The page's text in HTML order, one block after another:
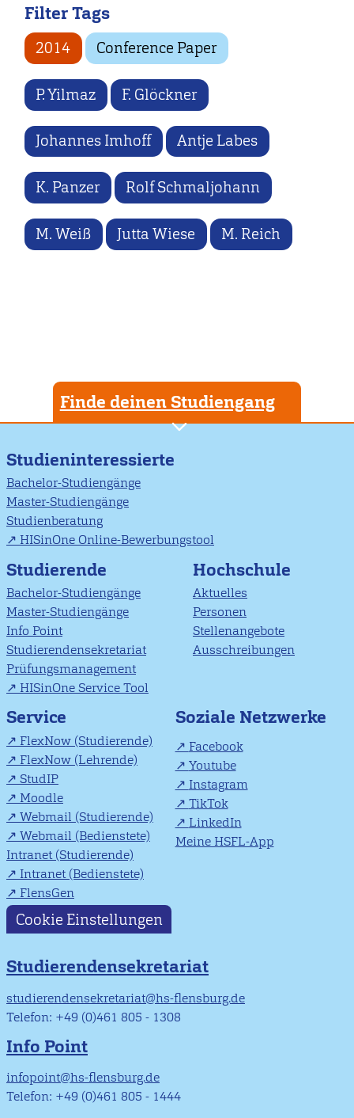
Filter Tags
2014 Conference Paper
P. Yilmaz F. Glöckner
Johannes Imhoff Antje Labes
K. Panzer Rolf Schmaljohann
M. Weiß Jutta Wiese M. Reich
Finde deinen Studiengang
Studieninteressierte
Bachelor-Studiengänge
Master-Studiengänge
Studienberatung
HISinOne Online-Bewerbungstool
Studierende
Bachelor-Studiengänge
Master-Studiengänge
Info Point
Studierendensekretariat
Prüfungsmanagement
HISinOne Service Tool
Hochschule
Aktuelles
Personen
Stellenangebote
Ausschreibungen
Service
FlexNow (Studierende)
FlexNow (Lehrende)
StudIP
Moodle
Webmail (Studierende)
Webmail (Bedienstete)
Intranet (Studierende)
Intranet (Bedienstete)
FlensGen
Soziale Netzwerke
Facebook
Youtube
Instagram
TikTok
LinkedIn
Meine HSFL-App
Cookie Einstellungen
Studierendensekretariat
studierendensekretariat@hs-flensburg.de
Telefon: +49 (0)461 805 - 1308
Info Point
infopoint@hs-flensburg.de
Telefon: +49 (0)461 805 - 1444